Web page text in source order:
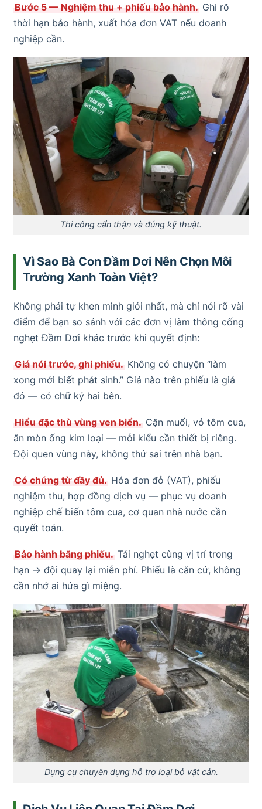
Bước 5 — Nghiệm thu + phiếu bảo hành. Ghi rõ
thời hạn bảo hành, xuất hóa đơn VAT nếu doanh
nghiệp cần.
Thi công cẩn thận và đúng kỹ thuật.
Vì Sao Bà Con Đầm Dơi Nên Chọn Môi
Trường Xanh Toàn Việt?
Không phải tự khen mình giỏi nhất, mà chỉ nói rõ vài
điểm để bạn so sánh với các đơn vị làm thông cống
nghẹt Đầm Dơi khác trước khi quyết định:
Giá nói trước, ghi phiếu. Không có chuyện “làm
xong mới biết phát sinh.” Giá nào trên phiếu là giá
đó — có chữ ký hai bên.
Hiểu đặc thù vùng ven biển. Cặn muối, vỏ tôm cua,
ăn mòn ống kim loại — mỗi kiểu cần thiết bị riêng.
Đội quen vùng này, không thử sai trên nhà bạn.
Có chứng từ đầy đủ. Hóa đơn đỏ (VAT), phiếu
nghiệm thu, hợp đồng dịch vụ — phục vụ doanh
nghiệp chế biến tôm cua, cơ quan nhà nước cần
quyết toán.
Bảo hành bằng phiếu. Tái nghẹt cùng vị trí trong
hạn → đội quay lại miễn phí. Phiếu là căn cứ, không
cần nhớ ai hứa gì miệng.
Dụng cụ chuyên dụng hỗ trợ loại bỏ vật cản.